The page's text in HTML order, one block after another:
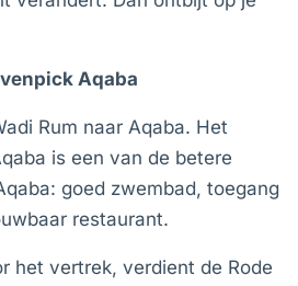
Aqaba
Rum naar Aqaba. Het
is een van de betere
goed zwembad, toegang
restaurant.
het vertrek, verdient de Rode